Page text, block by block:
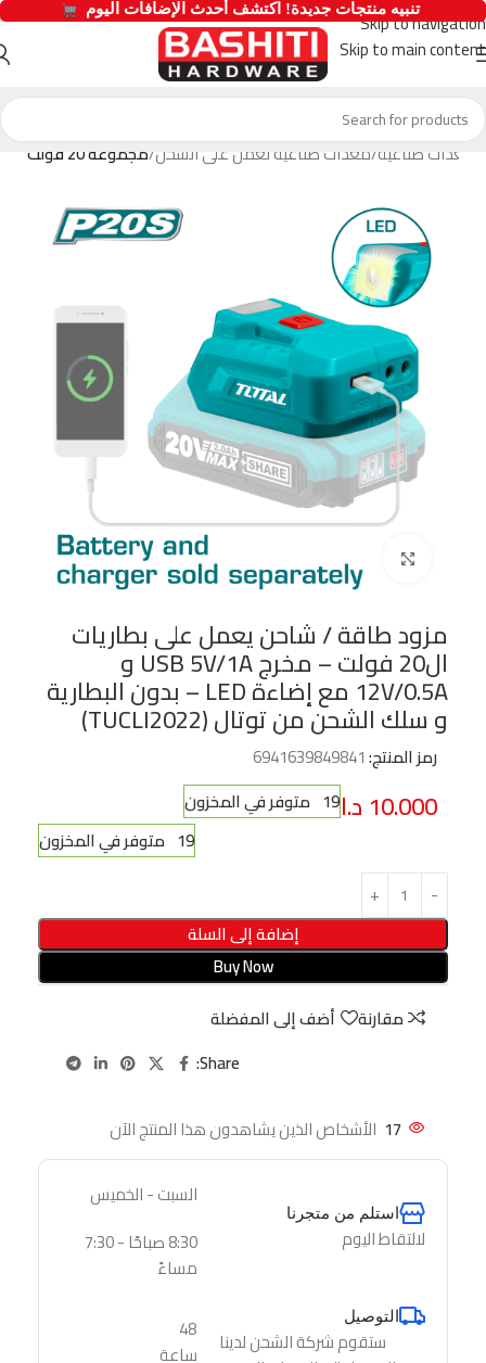
Skip to navigation
Skip to main content
معدات صناعية معدات صناعية تعمل على الشحن مجموعة 20 فولت
Click to enlarge
مزود طاقة / شاحن يعمل على بطاريات
ال20 فولت – مخرج USB 5V/1A و
12V/0.5A مع إضاءة LED – بدون البطارية
و سلك الشحن من توتال (TUCLI2022)
رمز المنتج:6941639849841
10.000د.ا19 متوفر في المخزون
19 متوفر في المخزون
إضافة إلى السلة
Buy Now
مقارنة
أضف إلى المفضلة
Share:
17 الأشخاص الذين يشاهدون هذا المنتج الآن
استلم من متجرنا
لالتقاط اليوم
السبت - الخميس
8:30 صباحًا - 7:30
مساءً
التوصيل
ستقوم شركة الشحن لدينا
48
ساعة
  تنبيه منتجات جديدة! اكتشف أحدث الإضافات اليوم